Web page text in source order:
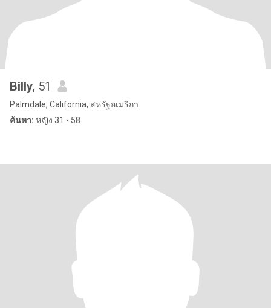
Billy, 51
Palmdale, California, สหรัฐอเมริกา
ค้นหา: หญิง 31 - 58